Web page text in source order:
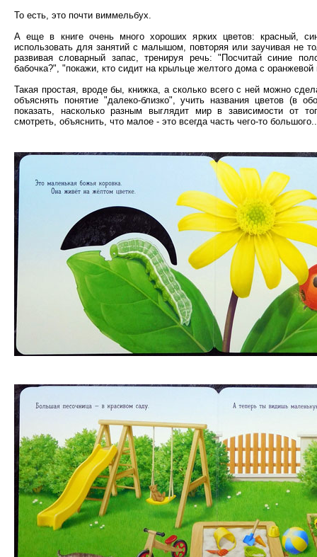
То есть, это почти виммельбух.
А еще в книге очень много хороших ярких цветов: красный,
использовать для занятий с малышом, повторяя или заучивая не
развивая словарный запас, тренируя речь: "Посчитай синие
бабочка?", "покажи, кто сидит на крыльце желтого дома с
Такая простая, вроде бы, книжка, а сколько всего с ней можно
объяснять понятие "далеко-близко", учить названия цветов (в
показать, насколько разным выглядит мир в зависимости от
смотреть, объяснить, что малое - это всегда часть чего-то